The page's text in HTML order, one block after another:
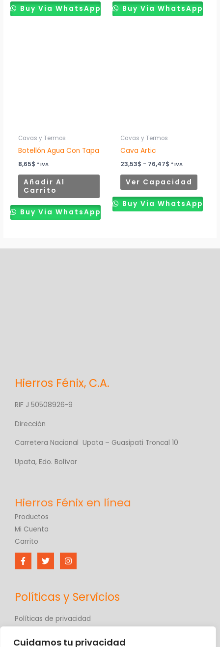
Cuidamos tu privacidad
Buy Via WhatsApp Buy Via WhatsApp
Cavas y Termos
Botellón Agua Con Tapa
8,65$ * IVA
Añadir Al
Carrito
Buy Via WhatsApp
Cavas y Termos
Cava Artic
23,53$ - 76,47$ * IVA
Ver Capacidad
la
de
Buy Via WhatsApp
Hierros Fénix, C.A.
RIF J 50508926-9
Dirección
Carretera Nacional Upata – Guasipati Troncal 10
Upata, Edo. Bolívar
Productos
Mi Cuenta
Carrito
Políticas y Servicios
Políticas de privacidad
Términos y condiciones